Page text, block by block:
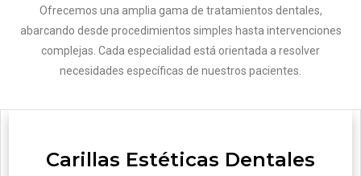
Ofrecemos una amplia gama de tratamientos dentales,
abarcando desde procedimientos simples hasta intervenciones
complejas. Cada especialidad está orientada a resolver
necesidades específicas de nuestros pacientes.
Carillas Estéticas Dentales